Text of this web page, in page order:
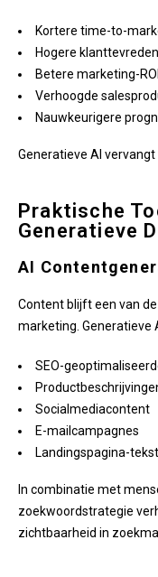
Kortere time-to-
Hogere
Betere marketing-ROI
Verhoogde
Nauwkeurigere
Generatieve AI
Praktische
Generatieve
AI
Content blijft een van
marketing. Generatieve
SEO-
Socialmediacontent
E-mailcampagnes
Landingspagina-
In combinatie met
zoekwoordstrategie
zichtbaarheid in